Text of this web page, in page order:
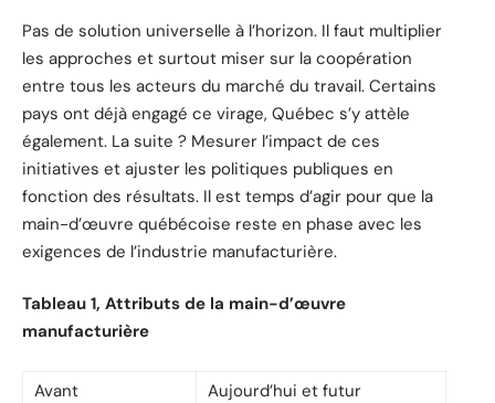
Pas de solution universelle à l’horizon. Il faut multiplier
les approches et surtout miser sur la coopération
entre tous les acteurs du marché du travail. Certains
pays ont déjà engagé ce virage, Québec s’y attèle
également. La suite ? Mesurer l’impact de ces
initiatives et ajuster les politiques publiques en
fonction des résultats. Il est temps d’agir pour que la
main-d’œuvre québécoise reste en phase avec les
exigences de l’industrie manufacturière.
Tableau 1, Attributs de la main-d’œuvre
manufacturière
Avant
Aujourd’hui et futur